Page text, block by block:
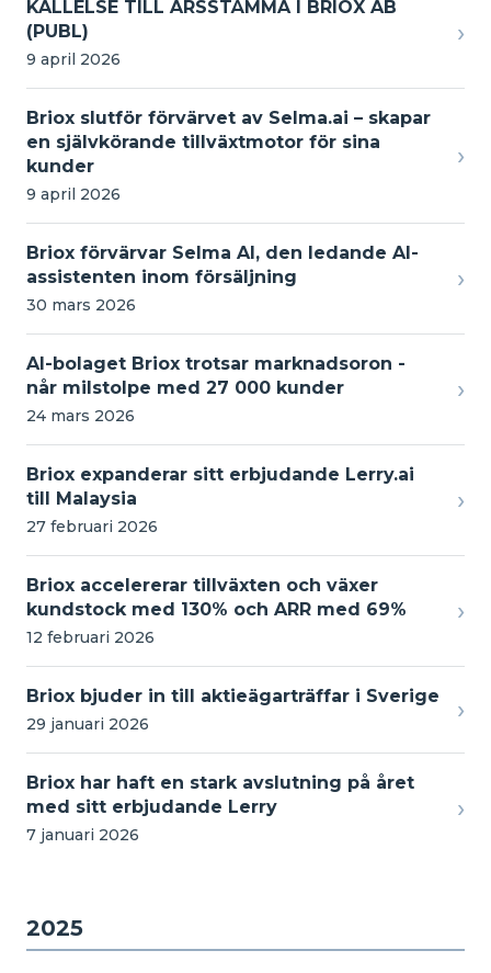
KALLELSE TILL ÅRSSTÄMMA I BRIOX AB
(PUBL)
9 april 2026
›
Briox slutför förvärvet av Selma.ai – skapar
en självkörande tillväxtmotor för sina
kunder
9 april 2026
›
Briox förvärvar Selma AI, den ledande AI-
assistenten inom försäljning
30 mars 2026
›
AI-bolaget Briox trotsar marknadsoron -
når milstolpe med 27 000 kunder
24 mars 2026
›
Briox expanderar sitt erbjudande Lerry.ai
till Malaysia
27 februari 2026
›
Briox accelererar tillväxten och växer
kundstock med 130% och ARR med 69%
12 februari 2026
›
Briox bjuder in till aktieägarträffar i Sverige
29 januari 2026 ›
Briox har haft en stark avslutning på året
med sitt erbjudande Lerry
7 januari 2026
›
2025